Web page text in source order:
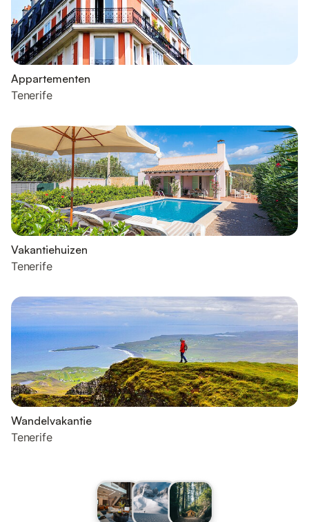
Appartementen
Tenerife
Vakantiehuizen
Tenerife
Wandelvakantie
Tenerife